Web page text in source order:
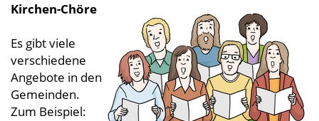
Kirchen-Chöre
Es gibt viele
verschiedene
Angebote in den
Gemeinden.
Zum Beispiel: